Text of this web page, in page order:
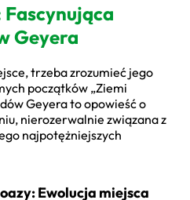
Fascynująca
Geyera
trzeba zrozumieć jego
początków „Ziemi
Geyera to opowieść o
nierozerwalnie związana z
najpotężniejszych
Ewolucja miejsca